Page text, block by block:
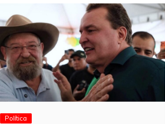
Política